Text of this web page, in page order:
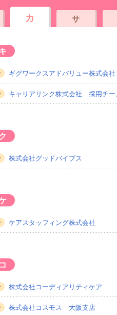
カ サ
ギグワークスアドバリュー株式会
キャリアリンク株式会社 採用チー
株式会社グッドバイブス
ケアスタッフィング株式会社
コ
株式会社コーディアリティケア
株式会社コスモス 大阪支店